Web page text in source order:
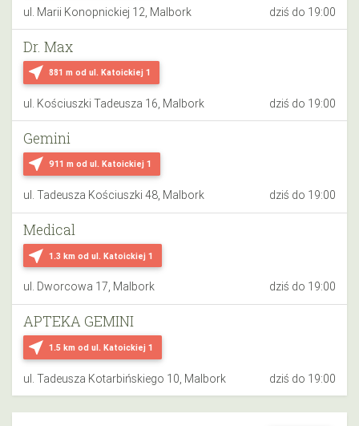
ul. Marii Konopnickiej 12, Malbork dziś do 19:00
near_me 881 m od ul. Katoickiej 1
Dr. Max
ul. Kościuszki Tadeusza 16, Malbork dziś do 19:00
near_me 911 m od ul. Katoickiej 1
Gemini
ul. Tadeusza Kościuszki 48, Malbork dziś do 19:00
near_me 1.3 km od ul. Katoickiej 1
Medical
ul. Dworcowa 17, Malbork dziś do 19:00
near_me 1.5 km od ul. Katoickiej 1
APTEKA GEMINI
ul. Tadeusza Kotarbińskiego 10, Malbork dziś do 19:00